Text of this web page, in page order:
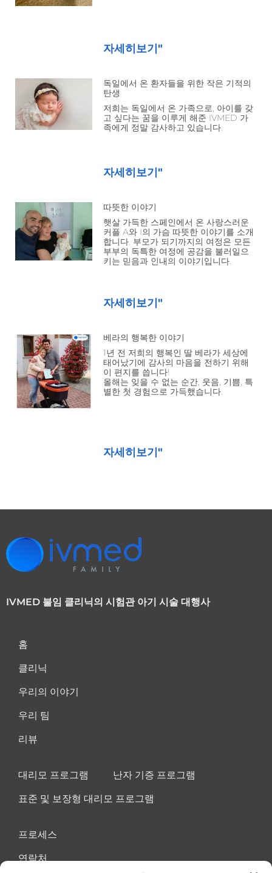
자세히보기"
독일에서 온 환자들을 위한 작은 기적의
탄생
저희는 독일에서 온 가족으로, 아이를 갖
고 싶다는 꿈을 이루게 해준 IVMED 가
족에게 정말 감사하고 있습니다.
자세히보기"
따뜻한 이야기
햇살 가득한 스페인에서 온 사랑스러운
커플 A와 I의 가슴 따뜻한 이야기를 소개
합니다. 부모가 되기까지의 여정은 모든
부부의 독특한 여정에 공감을 불러일으
키는 믿음과 인내의 이야기입니다.
자세히보기"
베라의 행복한 이야기
1년 전 저희의 행복인 딸 베라가 세상에
태어났기에 감사의 마음을 전하기 위해
이 편지를 씁니다!
올해는 잊을 수 없는 순간, 웃음, 기쁨, 특
별한 첫 경험으로 가득했습니다.
자세히보기"
IVMED 불임 클리닉의 시험관 아기 시술 대행사
홈
클리닉
우리의 이야기
우리 팀
리뷰
대리모 프로그램 난자 기증 프로그램
표준 및 보장형 대리모 프로그램
프로세스
연락처